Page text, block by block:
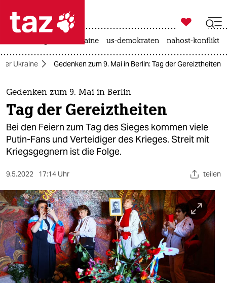
 taz zahl ich
taz zahl ich
themen
politik
öko
gesellschaft
sport
berlin
nord
wahrheit

taz zahl ich
krieg in der ukraine us-demokraten nahost-konflikt
Ukraine Gedenken zum 9. Mai in Berlin: Tag der Gereiztheiten
Gedenken zum 9. Mai in Berlin
Tag der Gereiztheiten
Bei den Feiern zum Tag des Sieges kommen viele
Putin-Fans und Verteidiger des Krieges. Streit mit
Kriegsgegnern ist die Folge.
9.5.2022 17:14 Uhr teilen